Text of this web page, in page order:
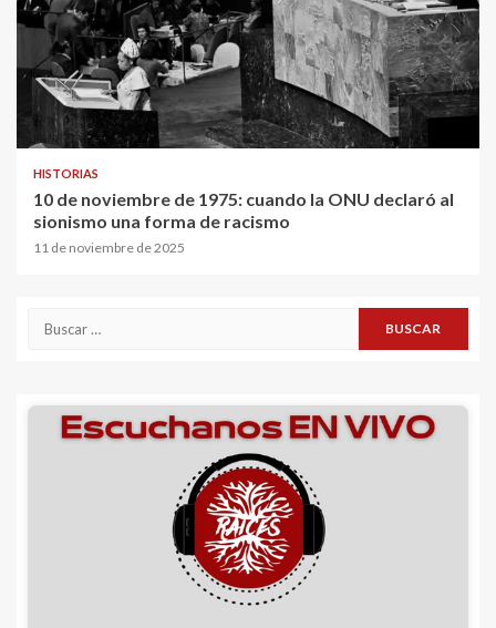
HISTORIAS
10 de noviembre de 1975: cuando la ONU declaró al
sionismo una forma de racismo
11 de noviembre de 2025
Buscar: